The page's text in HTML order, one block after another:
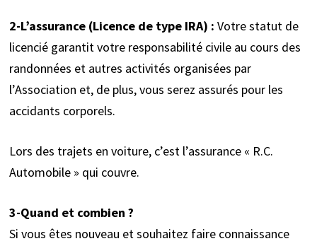
2-L’assurance (Licence de type IRA) : Votre statut de
licencié garantit votre responsabilité civile au cours des
randonnées et autres activités organisées par
l’Association et, de plus, vous serez assurés pour les
accidants corporels.
Lors des trajets en voiture, c’est l’assurance « R.C.
Automobile » qui couvre.
3-Quand et combien ?
Si vous êtes nouveau et souhaitez faire connaissance